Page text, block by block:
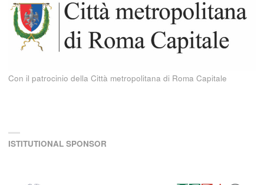
Con il patrocinio della Città metropolitana di Roma Capitale
ISTITUTIONAL SPONSOR